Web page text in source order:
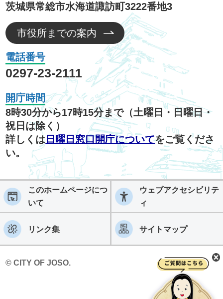
茨城県常総市水海道諏訪町3222番地3
市役所までの案内
電話番号
0297-23-2111
開庁時間
8時30分から17時15分まで（土曜日・日曜日・
祝日は除く）
詳しくは 日曜日窓口開庁についてをご覧くださ
い。
このホームページにつ
いて
ウェブアクセシビリテ
ィ
リンク集 サイトマップ
© CITY OF JOSO.